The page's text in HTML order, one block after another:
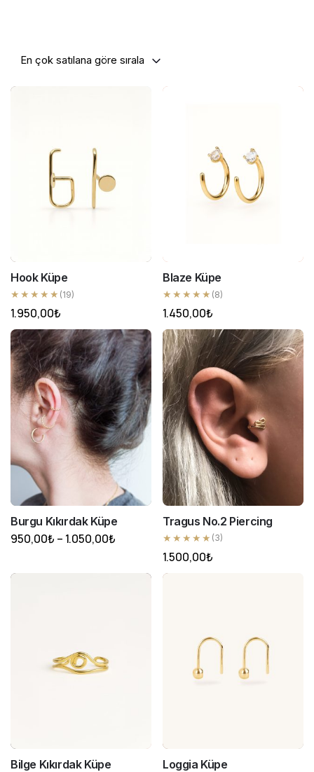
En çok satılana göre sırala
Hook Küpe
★★★★★ (19)
1.950,00₺
Blaze Küpe
★★★★★ (8)
1.450,00₺
Burgu Kıkırdak Küpe
950,00₺ – 1.050,00₺
950,00₺
Tragus No.2 Piercing
★★★★★ (3)
1.500,00₺
Bilge Kıkırdak Küpe Loggia Küpe